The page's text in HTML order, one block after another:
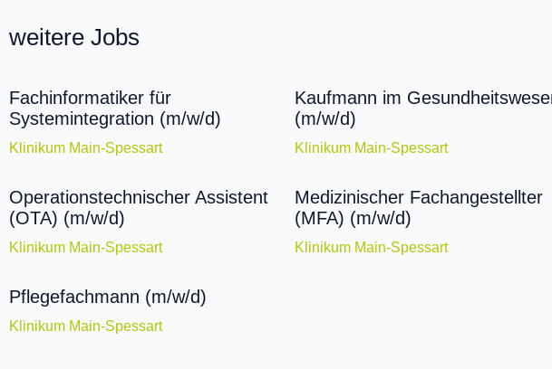
weitere Jobs
Fachinformatiker für
Systemintegration (m/w/d)
Klinikum Main-Spessart
Kaufmann im
(m/w/d)
Klinikum Main-Spessart
Operationstechnischer Assistent
(OTA) (m/w/d)
Klinikum Main-Spessart
Medizinischer Fachangestellter
(MFA) (m/w/d)
Klinikum Main-Spessart
Pflegefachmann (m/w/d)
Klinikum Main-Spessart